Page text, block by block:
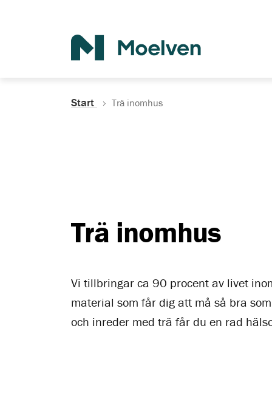
Start Trä inomhus
Trä inomhus
Vi tillbringar ca 90 procent av livet
material som får dig att må så bra
och inreder med trä får du en rad